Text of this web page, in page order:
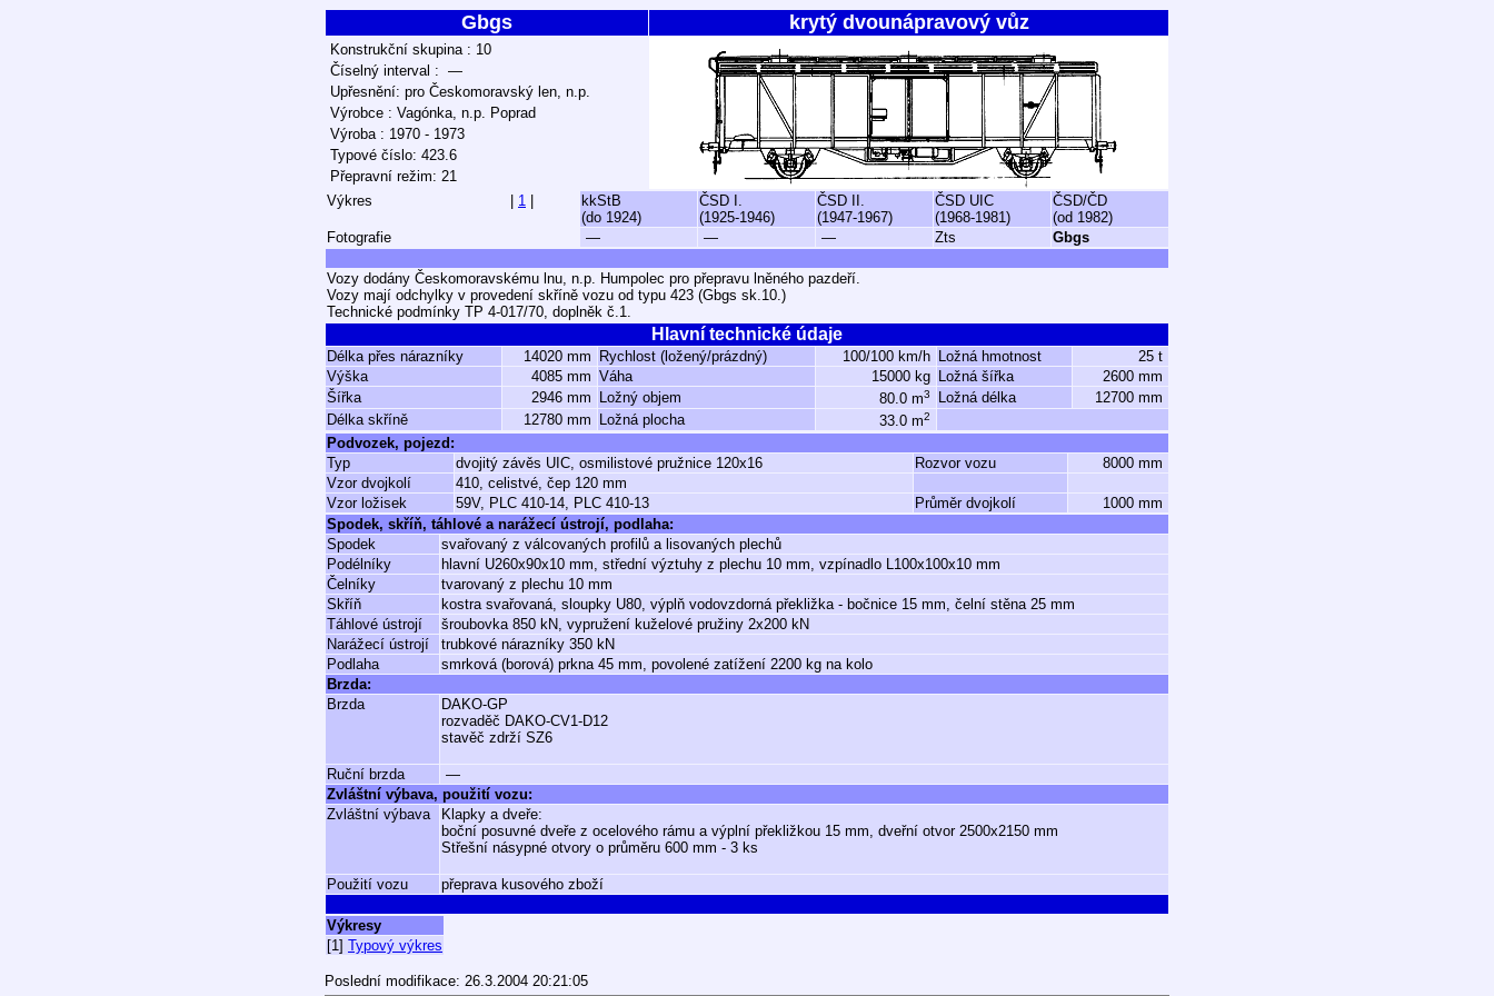
Gbgs krytý dvounápravový vůz
Konstrukční skupina : 10
Číselný interval : —
Upřesnění: pro Českomoravský len, n.p.
Výrobce : Vagónka, n.p. Poprad
Výroba : 1970 - 1973
Typové číslo: 423.6
Přepravní režim: 21
Výkres
1
kkStB
(do 1924)
ČSD I.
(1925-1946)
ČSD II.
(1947-1967)
ČSD UIC
(1968-1981)
ČSD/ČD
(od 1982)
Fotografie
— — — Zts Gbgs
Vozy dodány Českomoravskému lnu, n.p. Humpolec pro přepravu lněného pazdeří.
Vozy mají odchylky v provedení skříně vozu od typu 423 (Gbgs sk.10.)
Technické podmínky TP 4-017/70, doplněk č.1.
Hlavní technické údaje
Délka přes nárazníky 14020 mm Rychlost (ložený/prázdný) 100/100 km/h Ložná hmotnost
25 t
Výška
4085 mm Váha 15000 kg Ložná šířka
2600 mm
Šířka
2946 mm Ložný objem 80.0 m3 Ložná délka
12700 mm
Délka skříně
12780 mm Ložná plocha 33.0 m2
Podvozek, pojezd:
Typ
dvojitý závěs UIC, osmilistové pružnice 120x16 Rozvor vozu
8000 mm
Vzor dvojkolí
410, celistvé, čep 120 mm
Vzor ložisek
59V, PLC 410-14, PLC 410-13 Průměr dvojkolí
1000 mm
Spodek, skříň, táhlové a narážecí ústrojí, podlaha:
Spodek
svařovaný z válcovaných profilů a lisovaných plechů
Podélníky
hlavní U260x90x10 mm, střední výztuhy z plechu 10 mm, vzpínadlo L100x100x10 mm
Čelníky
tvarovaný z plechu 10 mm
Skříň
kostra svařovaná, sloupky U80, výplň vodovzdorná překližka - bočnice 15 mm, čelní stěna 25 mm
Táhlové ústrojí
šroubovka 850 kN, vypružení kuželové pružiny 2x200 kN
Narážecí ústrojí
trubkové nárazníky 350 kN
Podlaha
smrková (borová) prkna 45 mm, povolené zatížení 2200 kg na kolo
Brzda:
Brzda
DAKO-GP
rozvaděč DAKO-CV1-D12
stavěč zdrží SZ6
Ruční brzda
—
Zvláštní výbava, použití vozu:
Zvláštní výbava
Klapky a dveře:
boční posuvné dveře z ocelového rámu a výplní překližkou 15 mm, dveřní otvor 2500x2150 mm
Střešní násypné otvory o průměru 600 mm - 3 ks
Použití vozu přeprava kusového zboží
Výkresy
[1] Typový výkres
Poslední modifikace: 26.3.2004 20:21:05